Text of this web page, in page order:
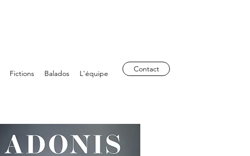
Fictions Balados L'équipe Contact